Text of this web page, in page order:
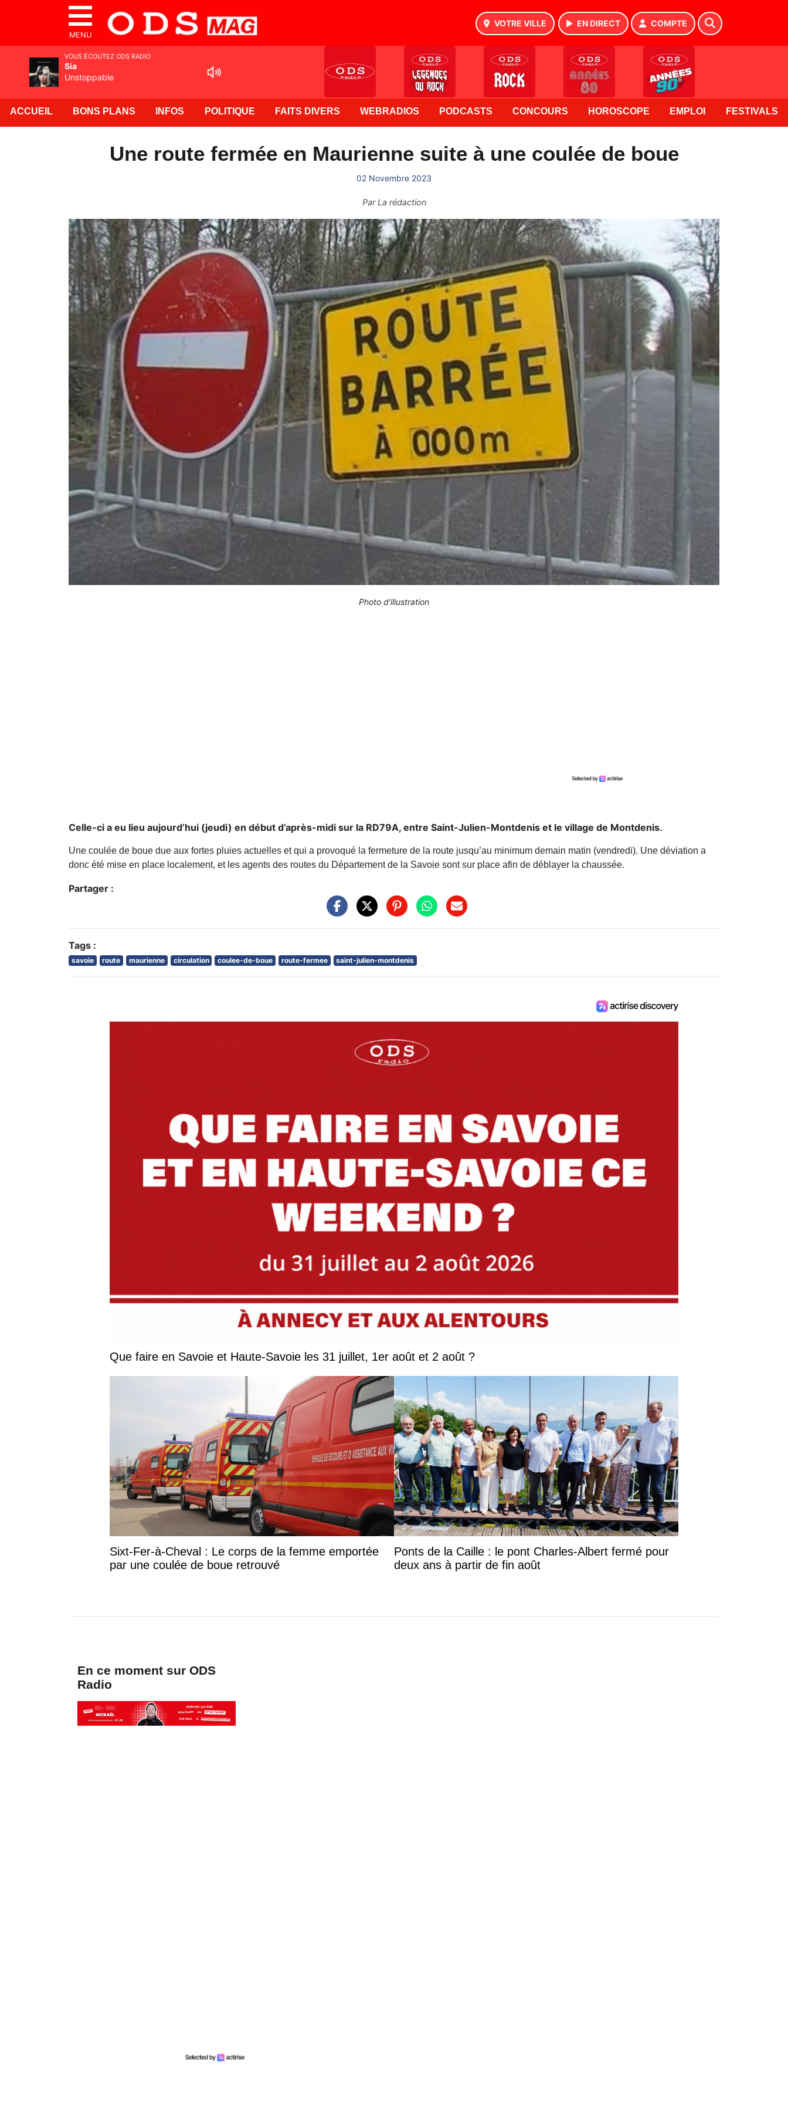
MENU
VOTRE VILLE EN DIRECT COMPTE
ACCUEIL BONS PLANS INFOS POLITIQUE FAITS DIVERS WEBRADIOS PODCASTS CONCOURS HOROSCOPE EMPLOI FESTIVALS
Une route fermée en Maurienne suite à une coulée de boue
02 Novembre 2023
ParLa rédaction
Photo d'illustration
Celle-ci a eu lieu aujourd’hui (jeudi) en début d’après-midi sur la RD79A, entre Saint-Julien-Montdenis et le village de Montdenis.
Une coulée de boue due aux fortes pluies actuelles et qui a provoqué la fermeture de la route jusqu’au minimum demain matin (vendredi). Une déviation a
donc été mise en place localement, et les agents des routes du Département de la Savoie sont sur place afin de déblayer la chaussée.
Partager :
Tags :
savoie route maurienne circulation coulee-de-boue route-fermee saint-julien-montdenis
Que faire en Savoie et Haute-Savoie les 31 juillet, 1er août et 2 août ?
Sixt-Fer-à-Cheval : Le corps de la femme emportée
par une coulée de boue retrouvé
Ponts de la Caille : le pont Charles-Albert fermé pour
deux ans à partir de fin août
En ce moment sur ODS
Radio
VOUS ÉCOUTEZ ODS RADIO
Sia
Unstoppable